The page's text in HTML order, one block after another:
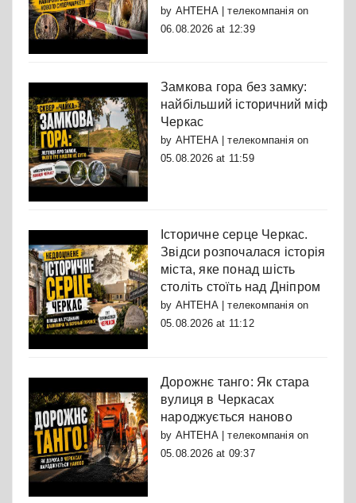
by АНТЕНА | телекомпаніяon
06.08.2026 at 12:39
Замкова гора без замку:
найбільший історичний міф
Черкас
by АНТЕНА | телекомпаніяon
05.08.2026 at 11:59
Історичне серце Черкас.
Звідси розпочалася історія
міста, яке понад шість
століть стоїть над Дніпром
by АНТЕНА | телекомпаніяon
05.08.2026 at 11:12
Дорожнє танго: Як стара
вулиця в Черкасах
народжується наново
by АНТЕНА | телекомпаніяon
05.08.2026 at 09:37